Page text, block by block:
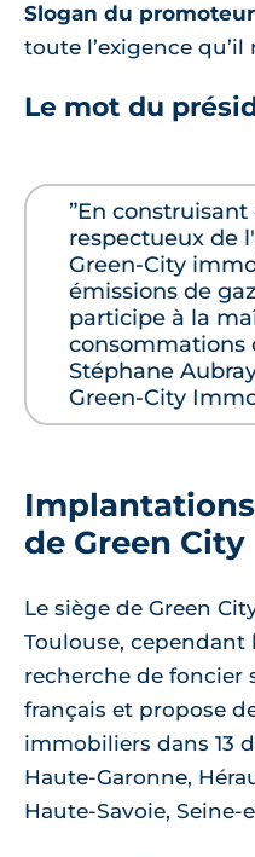
Slogan du promoteur
toute l’exigence qu’il
Le mot du
”En
respectueux de
Green-City
émissions de
participe à la
consommations
Stéphane
Green-City
de Green City
Le siège de Green
Toulouse,
recherche de
français et propose
immobiliers dans 13
Haute-Garonne,
Haute-Savoie, Seine-